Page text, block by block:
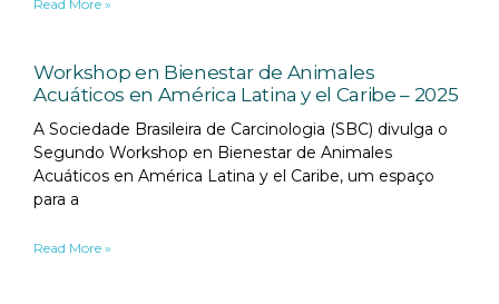
Read More »
Workshop en Bienestar de Animales
Acuáticos en América Latina y el Caribe – 2025
A Sociedade Brasileira de Carcinologia (SBC) divulga o
Segundo Workshop en Bienestar de Animales
Acuáticos en América Latina y el Caribe, um espaço
para a
Read More »